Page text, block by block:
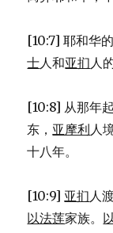
[10:7] 耶和华
士人和亚扪人
[10:8] 从那年
东， 亚摩利人
十八年。
[10:9] 亚扪人
以法莲家族。